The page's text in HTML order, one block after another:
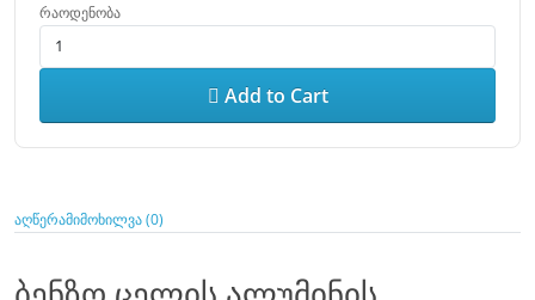
რაოდენობა
Add to Cart
აღწერამიმოხილვა (0)